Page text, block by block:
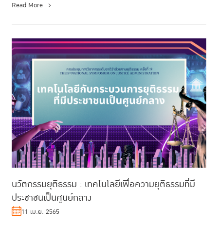
Read More
นวัตกรรมยุติธรรม : เทคโนโลยีเพื่อความยุติธรรมที่มี
ประชาชนเป็นศูนย์กลาง
11 เม.ย. 2565